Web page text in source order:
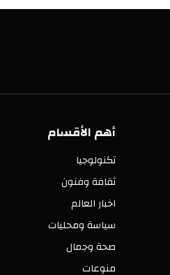
أهم الأقسام
تكنولوجيا
ثقافة وفنون
اخبار العالم
سياسة ومحليات
صحة وجمال
منوعات